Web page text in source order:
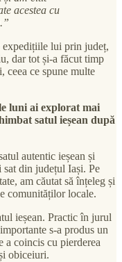
acestea cu
expedițiile lui prin județ,
dar tot și-a făcut timp
ceea ce spune multe
luni ai explorat mai
satul ieșean după
autentic ieșean și
din județul Iași. Pe
am căutat să înțeleg și
comunităților locale.
ieșean. Practic în jurul
s-a produs un
a coincis cu pierderea
obiceiuri.